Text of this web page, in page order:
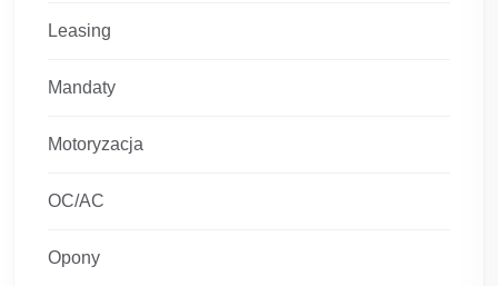
Leasing
Mandaty
Motoryzacja
OC/AC
Opony